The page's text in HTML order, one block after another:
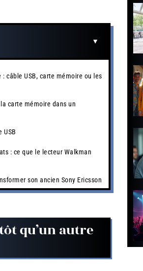
câble USB, carte mémoire ou les
carte mémoire dans un
USB
: ce que le lecteur Walkman
son ancien Sony Ericsson
qu’un autre